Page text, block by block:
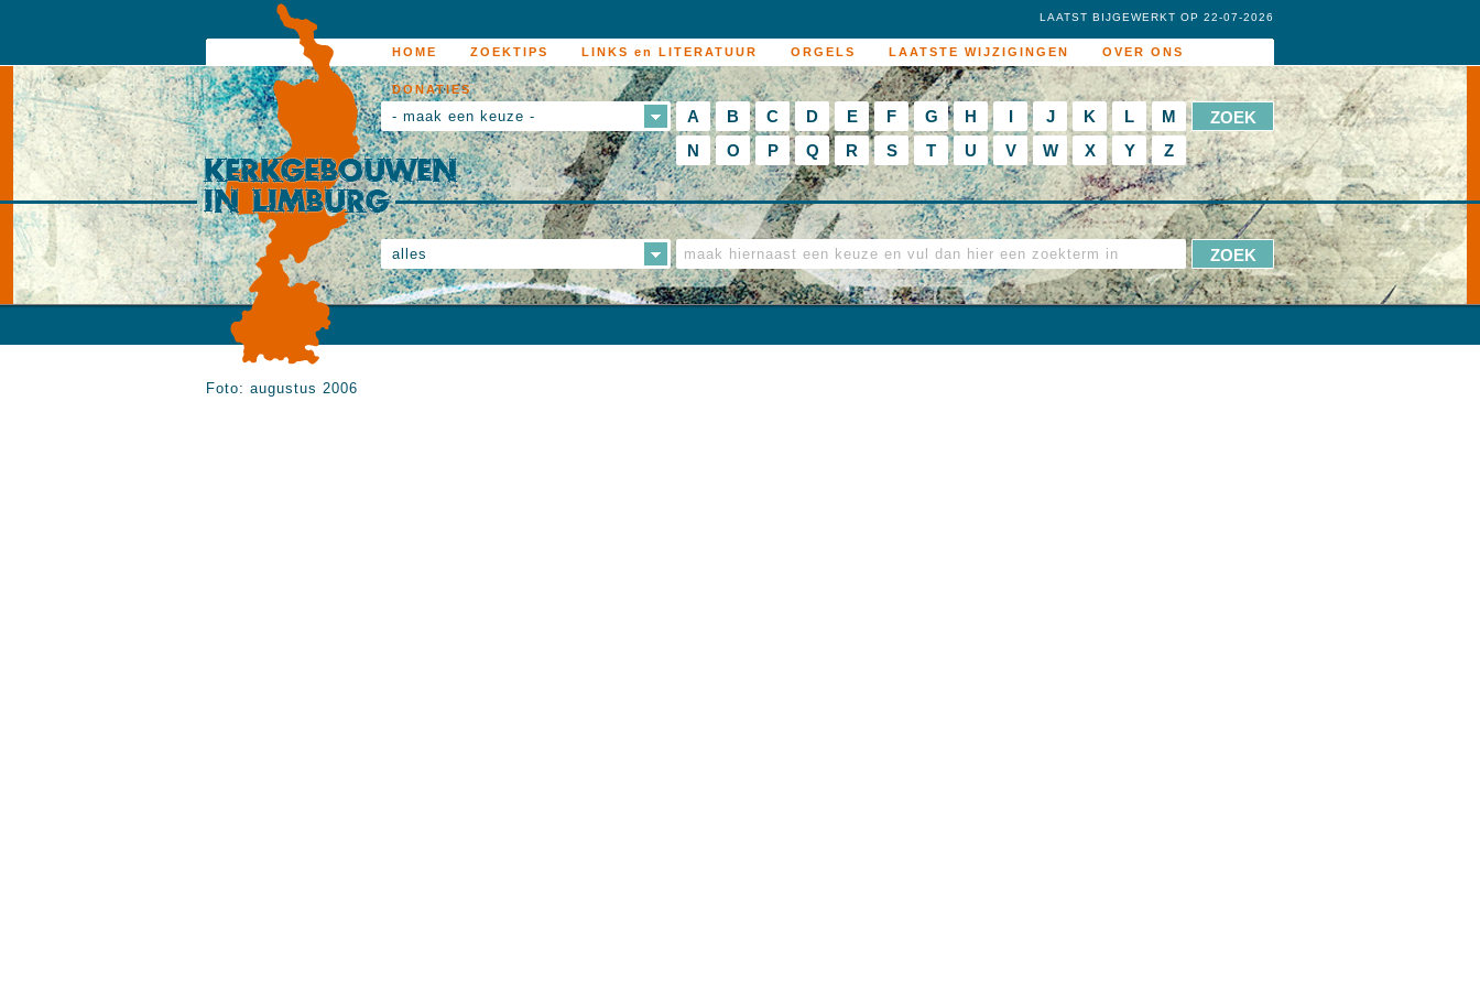
HOME ZOEKTIPS LINKS en LITERATUUR ORGELS LAATSTE WIJZIGINGEN OVER ONS
DONATIES
LAATST BIJGEWERKT OP 22-07-2026
- maak een keuze - A B C D E F G H I J K L
M
N
O P Q R S T U V W X Y Z
alles
Foto: augustus 2006